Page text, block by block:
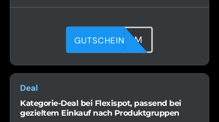
JL9XZR47M
GUTSCHEIN
Deal
Kategorie-Deal bei Flexispot, passend bei
gezieltem Einkauf nach Produktgruppen